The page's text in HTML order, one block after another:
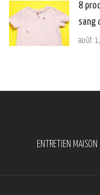
8
sang
août
ENTRETIEN MAISON